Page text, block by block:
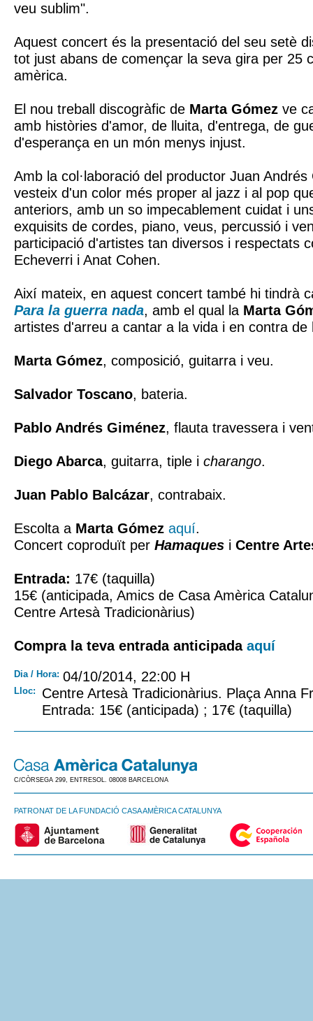
veu sublim".
Aquest concert és la presentació del seu setè
tot just abans de començar la seva gira per 25
amèrica.
El nou treball discogràfic de Marta Gómez ve
amb històries d'amor, de lluita, d'entrega, de
d'esperança en un món menys injust.
Amb la col·laboració del productor Juan
vesteix d'un color més proper al jazz i al pop
anteriors, amb un so impecablement cuidat i
exquisits de cordes, piano, veus, percussió i
participació d'artistes tan diversos i respectats
Echeverri i Anat Cohen.
Així mateix, en aquest concert també hi tindrà
Para la guerra nada, amb el qual la Marta
artistes d'arreu a cantar a la vida i en contra de
Marta Gómez, composició, guitarra i veu.
Salvador Toscano, bateria.
Pablo Andrés Giménez, flauta travessera i
Diego Abarca, guitarra, tiple i charango.
Juan Pablo Balcázar, contrabaix.
Escolta a Marta Gómez aquí.
Concert coproduït per Hamaques i Centre
Entrada: 17€ (taquilla)
15€ (anticipada, Amics de Casa Amèrica
Centre Artesà Tradicionàrius)
Compra la teva entrada anticipada aquí
Dia / Hora: 04/10/2014, 22:00 H
Lloc:
Centre Artesà Tradicionàrius. Plaça Anna
Entrada: 15€ (anticipada) ; 17€ (taquilla)
C/CÒRSEGA 299, ENTRESOL. 08008 BARCELONA
PATRONAT DE LA FUNDACIÓ CASA AMÈRICA CATALUNYA